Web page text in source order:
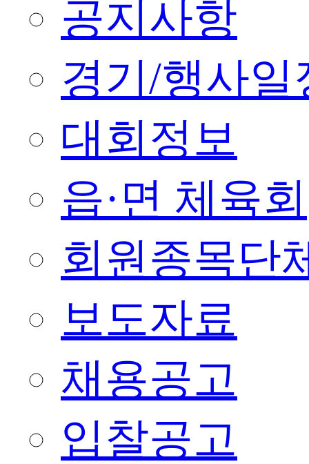
공지사항
경기/행사일
대회정보
읍·면 체육회
회원종목단
보도자료
채용공고
입찰공고